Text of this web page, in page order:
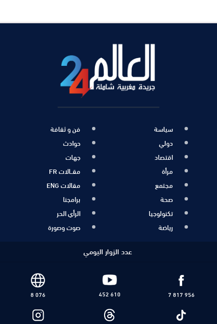
سياسة
دولي
اقتصاد
مرأة
مجتمع
صحة
تكنولوجيا
رياضة
فن و ثقافة
حوادث
جهات
مقــالات FR
مقالات ENG
برامجنا
الرأي الحر
صوت وصورة
عدد الزوار اليومي
7 817 956
452 610
8 076